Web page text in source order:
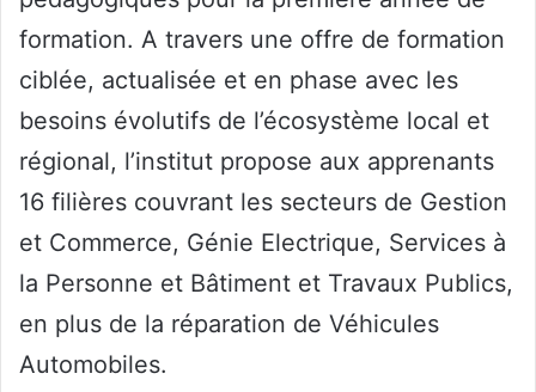
formation. A travers une offre de formation
ciblée, actualisée et en phase avec les
besoins évolutifs de l’écosystème local et
régional, l’institut propose aux apprenants
16 filières couvrant les secteurs de Gestion
et Commerce, Génie Electrique, Services à
la Personne et Bâtiment et Travaux Publics,
en plus de la réparation de Véhicules
Automobiles.